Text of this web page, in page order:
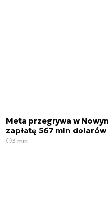
Meta przegrywa w
zapłatę 567 mln dolarów
3 min.